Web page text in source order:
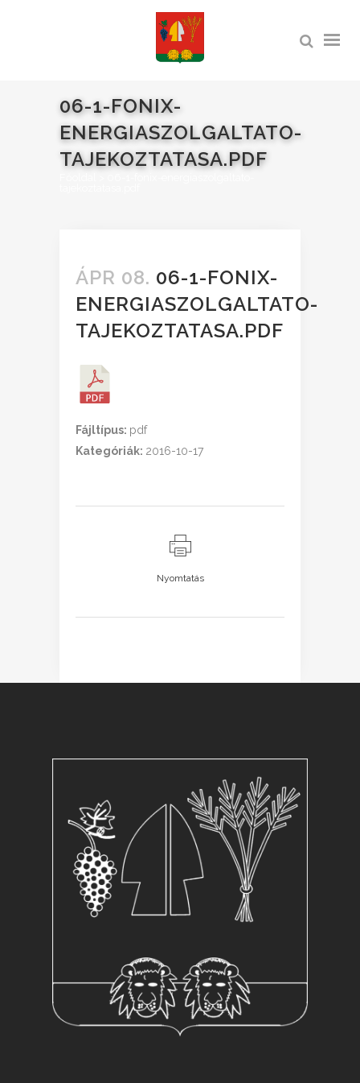
06-1-FONIX-
ENERGIASZOLGALTATO-
TAJEKOZTATASA.PDF
ÁPR 08. 06-1-FONIX-
ENERGIASZOLGALTATO-
TAJEKOZTATASA.PDF
Fájltípus: pdf
Kategóriák: 2016-10-17
Nyomtatás